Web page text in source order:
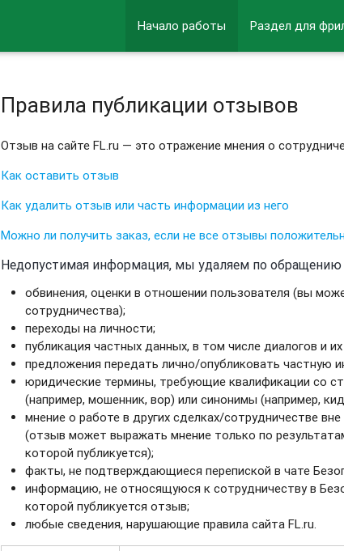
Начало работы Раздел для
Правила публикации отзывов
Отзыв на сайте FL.ru — это отражение мнения о
Как оставить отзыв
Как удалить отзыв или часть информации из него
Можно ли получить заказ, если не все отзывы
Недопустимая информация, мы удаляем по обращению
обвинения, оценки в отношении пользователя (вы
сотрудничества);
переходы на личности;
публикация частных данных, в том числе диалогов и
предложения передать лично/опубликовать частную
юридические термины, требующие квалификации со
(например, мошенник, вор) или синонимы (например,
мнение о работе в других сделках/сотрудничестве вне
(отзыв может выражать мнение только по
которой публикуется);
факты, не подтверждающиеся перепиской в чате
информацию, не относящуюся к сотрудничеству в
которой публикуется отзыв;
любые сведения, нарушающие правила сайта FL.ru.